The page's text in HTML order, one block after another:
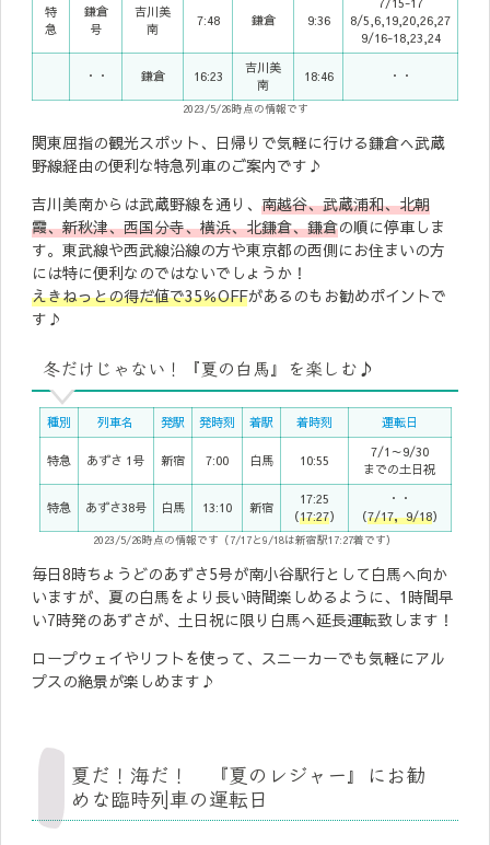
特
急
鎌倉
号
吉川美
南
7:48 鎌倉 9:36
8/5,6,19,20,26,27
9/16-18,23,24
・・ 鎌倉 16:23
吉川美
南
18:46 ・・
2023/5/26時点の情報です
関東屈指の観光スポット、日帰りで気軽に行ける鎌倉へ武蔵
野線経由の便利な特急列車のご案内です♪
吉川美南からは武蔵野線を通り、 南越谷、武蔵浦和、北朝
霞、新秋津、西国分寺、横浜、北鎌倉、鎌倉の順に停車しま
す。東武線や西武線沿線の方や東京都の西側にお住まいの方
には特に便利なのではないでしょうか！
えきねっとの得だ値で35％OFFがあるのもお勧めポイントで
す♪
冬だけじゃない！『夏の白馬』を楽しむ♪
種別 列車名 発駅 発時刻 着駅 着時刻 運転日
特急 あずさ 1号 新宿 7:00 白馬 10:55
7/1～9/30
までの土日祝
特急 あずさ38号 白馬 13:10 新宿
17:25
（17:27）
・・
（7/17，9/18）
2023/5/26時点の情報です（7/17と9/18は新宿駅17:27着です）
毎日8時ちょうどのあずさ5号が南小谷駅行として白馬へ向か
いますが、夏の白馬をより長い時間楽しめるように、1時間早
い7時発のあずさが、土日祝に限り白馬へ延長運転致します！
ロープウェイやリフトを使って、スニーカーでも気軽にアル
プスの絶景が楽しめます♪
夏だ！海だ！ 『夏のレジャー』にお勧
めな臨時列車の運転日